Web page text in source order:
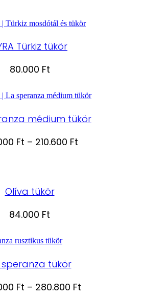
Türkiz tükör
80.000 Ft
médium tükör
Ft – 210.600 Ft
Olíva tükör
84.000 Ft
speranza tükör
Ft – 280.800 FtÁrtartomány: